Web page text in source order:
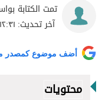
تمت الكتابة
آخر تحديث: ١٢:٣١ ، ٢٣ مارس ٢٠٢١
أضف موضوع كمصدر
محتويات